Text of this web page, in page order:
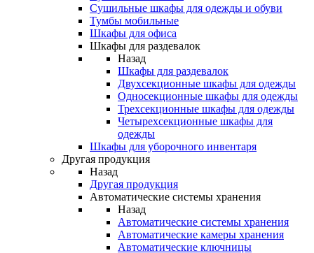
Сушильные шкафы для одежды и обуви
Тумбы мобильные
Шкафы для офиса
Шкафы для раздевалок
Назад
Шкафы для раздевалок
Двухсекционные шкафы для одежды
Односекционные шкафы для одежды
Трехсекционные шкафы для одежды
Четырехсекционные шкафы для
одежды
Шкафы для уборочного инвентаря
Другая продукция
Назад
Другая продукция
Автоматические системы хранения
Назад
Автоматические системы хранения
Автоматические камеры хранения
Автоматические ключницы